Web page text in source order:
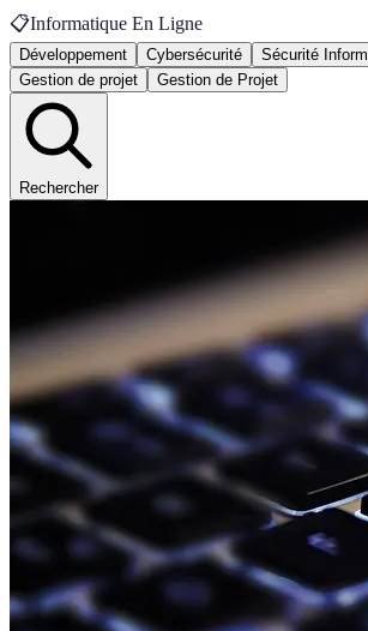
📋Informatique En Ligne
Développement Cybersécurité
Sécurité
Gestion de projet
Gestion de Projet
Rechercher